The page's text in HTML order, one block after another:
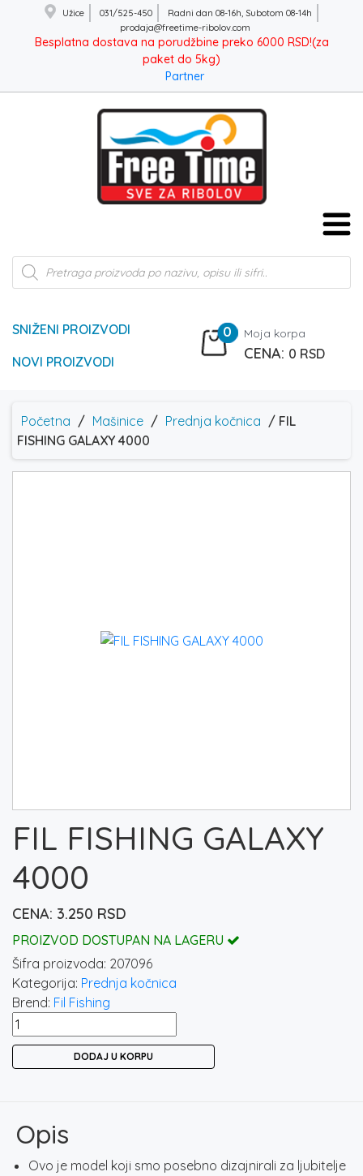
Užice 031/525-450
Radni dan 08-16h, Subotom 08-14h
prodaja@freetime-ribolov.com
Besplatna dostava na porudžbine preko 6000 RSD!(za
paket do 5kg)
Partner
Products
search
SNIŽENI PROIZVODI
NOVI PROIZVODI
0 Moja korpa
0 RSD
Početna / Mašinice / Prednja kočnica / FIL
FISHING GALAXY 4000
FIL FISHING GALAXY
4000
3.250 RSD
PROIZVOD DOSTUPAN NA LAGERU
Šifra proizvoda: 207096
Kategorija: Prednja kočnica
Brend: Fil Fishing
FIL
FISHING
DODAJ U KORPU
Opis
Ovo je model koji smo posebno dizajnirali za ljubitelje